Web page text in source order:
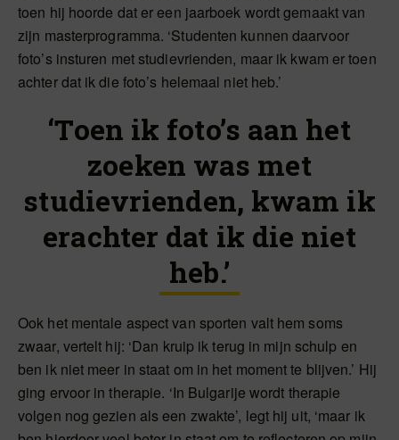
toen hij hoorde dat er een jaarboek wordt gemaakt van
zijn masterprogramma. ‘Studenten kunnen daarvoor
foto’s insturen met studievrienden, maar ik kwam er toen
achter dat ik die foto’s helemaal niet heb.’
‘Toen ik foto’s aan het
zoeken was met
studievrienden, kwam ik
erachter dat ik die niet
heb.’
Ook het mentale aspect van sporten valt hem soms
zwaar, vertelt hij: ‘Dan kruip ik terug in mijn schulp en
ben ik niet meer in staat om in het moment te blijven.’ Hij
ging ervoor in therapie. ‘In Bulgarije wordt therapie
volgen nog gezien als een zwakte’, legt hij uit, ‘maar ik